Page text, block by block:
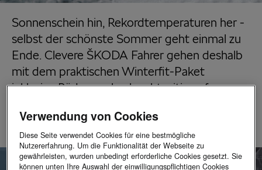
Sonnenschein hin, Rekordtemperaturen her -
selbst der schönste Sommer geht einmal zu
Ende. Clevere ŠKODA Fahrer gehen deshalb
mit dem praktischen Winterfit-Paket
inklusive Räderwechsel rechtzeitig auf
Verwendung von Cookies
Diese Seite verwendet Cookies für eine bestmögliche
Nutzererfahrung. Um die Funktionalität der Webseite zu
gewährleisten, wurden unbedingt erforderliche Cookies gesetzt. Sie
können unten Ihre Auswahl der einwilligungspflichtigen Cookies